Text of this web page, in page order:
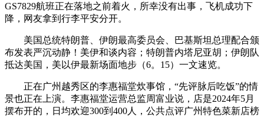
GS7829航班正在落地之前着火，所幸没有出事，飞机成功下
降，网友拿到行李平安分开。
美国总统特朗普、伊朗最高委员会、巴基斯坦总理配合颁
布发表严沉动静！美伊和谈内容；特朗普内塔尼亚胡；伊朗队
抵达美国，美以伊最新场面地步（6。15）一文速览。
正在广州越秀区的李惠福堂炊事馆，“先评脉后吃饭”的情
景也正在上演。李惠福堂运营总监周富业说，店是2024年5月
摆布开的，日均欢迎300到400人，公共点评广州特色菜新店榜